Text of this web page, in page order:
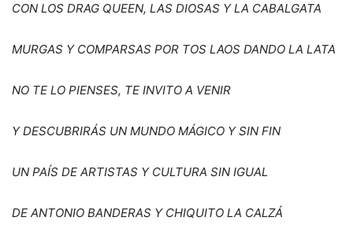
CON LOS DRAG QUEEN, LAS DIOSAS Y LA CABALGATA
MURGAS Y COMPARSAS POR TOS LAOS DANDO LA LATA
NO TE LO PIENSES, TE INVITO A VENIR
Y DESCUBRIRÁS UN MUNDO MÁGICO Y SIN FIN
UN PAÍS DE ARTISTAS Y CULTURA SIN IGUAL
DE ANTONIO BANDERAS Y CHIQUITO LA CALZÁ